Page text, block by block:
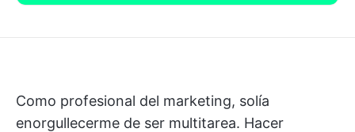
Como profesional del marketing, solía
enorgullecerme de ser multitarea. Hacer